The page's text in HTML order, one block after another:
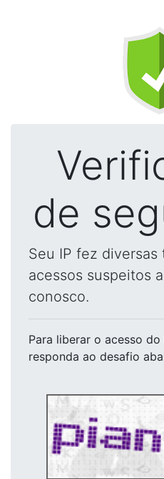
de
Seu IP fez
acessos suspeitos
conosco.
Para liberar o acesso do
responda ao desafio